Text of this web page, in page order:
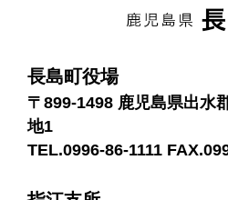
長島町役場
〒899-1498 鹿児島県出水
地1
TEL.0996-86-1111